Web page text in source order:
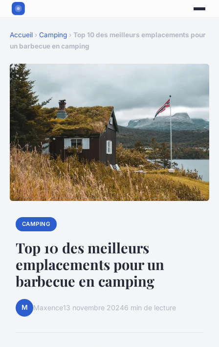
Accueil › Camping › Top 10 des meilleurs emplacements pour
un barbecue en camping
CAMPING
Top 10 des meilleurs
emplacements pour un
barbecue en camping
M Maxence13 novembre 20246 min de lecture